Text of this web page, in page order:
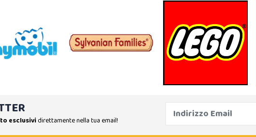
esclusividirettamente nella tua email!